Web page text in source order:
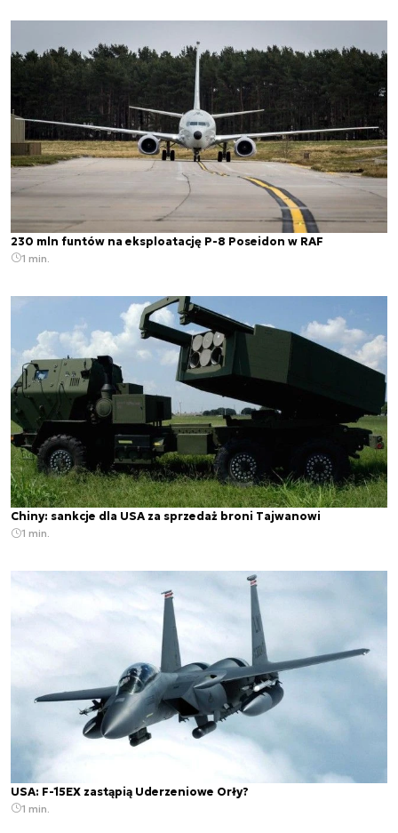
230 mln funtów na eksploatację P-8 Poseidon w RAF
1 min.
Chiny: sankcje dla USA za sprzedaż broni Tajwanowi
1 min.
USA: F-15EX zastąpią Uderzeniowe Orły?
1 min.